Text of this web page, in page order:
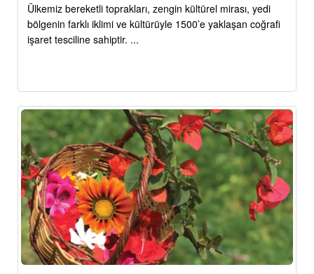
Ülkemiz bereketli toprakları, zengin kültürel mirası, yedi
bölgenin farklı iklimi ve kültürüyle 1500’e yaklaşan coğrafi
işaret tesciline sahiptir. ...